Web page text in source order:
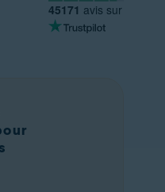
45171 avis sur